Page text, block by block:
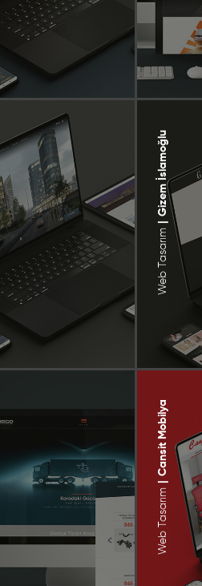
Web Tasarım
|
Gizem İslamoğlu
Web Tasarım
|
Cansit Mobilya